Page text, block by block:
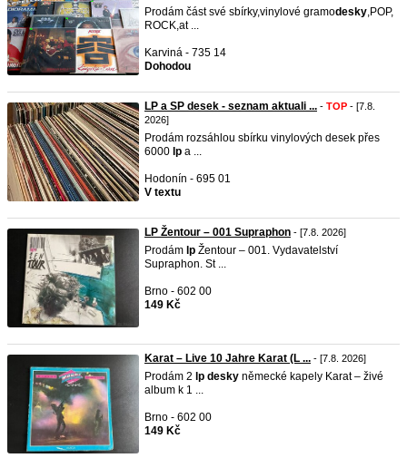
Prodám část své sbírky,vinylové gramodesky,POP,
ROCK,at ...
Karviná - 735 14
Dohodou
LP a SP desek - seznam aktuali ... - TOP - [7.8.
2026]
Prodám rozsáhlou sbírku vinylových desek přes
6000 lp a ...
Hodonín - 695 01
V textu
LP Žentour – 001 Supraphon - [7.8. 2026]
Prodám lp Žentour – 001. Vydavatelství
Supraphon. St ...
Brno - 602 00
149 Kč
Karat – Live 10 Jahre Karat (L ... - [7.8. 2026]
Prodám 2 lp desky německé kapely Karat – živé
album k 1 ...
Brno - 602 00
149 Kč